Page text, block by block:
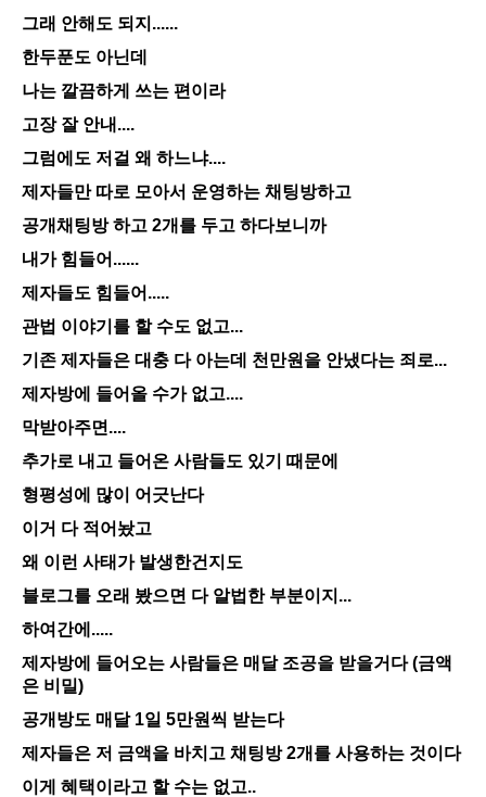
그래 안해도 되지......
한두푼도 아닌데
나는 깔끔하게 쓰는 편이라
고장 잘 안내....
그럼에도 저걸 왜 하느냐....
제자들만 따로 모아서 운영하는 채팅방하고
공개채팅방 하고 2개를 두고 하다보니까
내가 힘들어......
제자들도 힘들어.....
관법 이야기를 할 수도 없고...
기존 제자들은 대충 다 아는데 천만원을 안냈다는 죄로...
제자방에 들어올 수가 없고....
막받아주면....
추가로 내고 들어온 사람들도 있기 때문에
형평성에 많이 어긋난다
이거 다 적어놨고
왜 이런 사태가 발생한건지도
블로그를 오래 봤으면 다 알법한 부분이지...
하여간에.....
제자방에 들어오는 사람들은 매달 조공을 받을거다 (금액
은 비밀)
공개방도 매달 1일 5만원씩 받는다
제자들은 저 금액을 바치고 채팅방 2개를 사용하는 것이다
이게 혜택이라고 할 수는 없고..